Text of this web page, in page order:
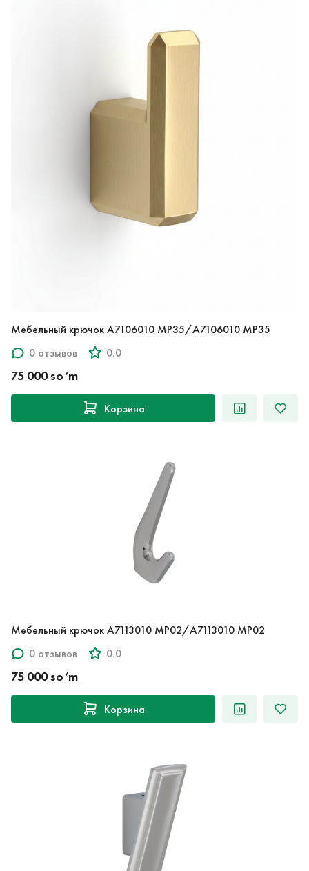
Мебельный крючок A7106010 MP35/A7106010 MP35
0 отзывов
0.0
75 000 so‘m
Корзина
Мебельный крючок A7113010 MP02/A7113010 MP02
0 отзывов
0.0
75 000 so‘m
Корзина